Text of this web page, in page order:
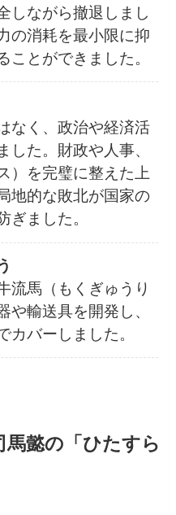
しながら撤退しまし
の消耗を最小限に抑
ことができました。
なく、政治や経済活
した。財政や人事、
）を完璧に整えた上
地的な敗北が国家の
ぎました。
流馬（もくぎゅうり
や輸送具を開発し、
カバーしました。
馬懿の「ひたすら